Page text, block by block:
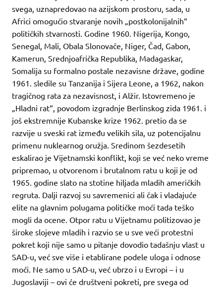
svega, uznapredovao na azijskom prostoru, sada, u
Africi omogućio stvaranje novih „postkolonijalnih“
političkih stvarnosti. Godine 1960. Nigerija, Kongo,
Senegal, Mali, Obala Slonovače, Niger, Čad, Gabon,
Kamerun, Srednjoafrička Republika, Madagaskar,
Somalija su formalno postale nezavisne države, godine
1961. sledile su Tanzanija i Sijera Leone, a 1962, nakon
tragičnog rata za nezavisnost, i Alžir. Istovremeno je
„Hladni rat“, povodom izgradnje Berlinskog zida 1961. i
još ekstremnije Kubanske krize 1962. pretio da se
razvije u sveski rat između velikih sila, uz potencijalnu
primenu nuklearnog oružja. Sredinom šezdesetih
eskalirao je Vijetnamski konflikt, koji se već neko vreme
pripremao, u otvorenom i brutalnom ratu u koji je od
1965. godine slato na stotine hiljada mladih američkih
regruta. Dalji razvoj su savremenici ali čak i vladajuće
elite na glavnim polugama političke moći tada teško
mogli da ocene. Otpor ratu u Vijetnamu politizovao je
široke slojeve mladih i razvio se u sve veći protestni
pokret koji nije samo u pitanje dovodio tadašnju vlast u
SAD-u, već sve više i etablirane podele uloga i odnose
moći. Ne samo u SAD-u, već ubrzo i u Evropi – i u
Jugoslaviji – ovi će društveni pokreti, pre svega od